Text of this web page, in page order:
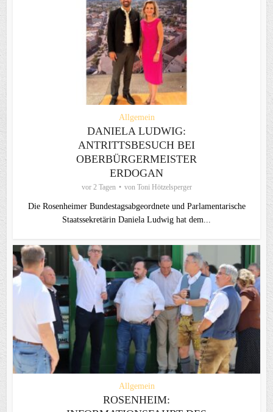
Allgemein
DANIELA LUDWIG:
ANTRITTSBESUCH BEI
OBERBÜRGERMEISTER
ERDOGAN
vor 2 Tagen von Toni Hötzelsperger
Die Rosenheimer Bundestagsabgeordnete und Parlamentarische
Staatssekretärin Daniela Ludwig hat dem...
Allgemein
ROSENHEIM: